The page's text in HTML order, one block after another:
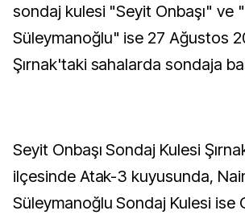
sondaj kulesi "Seyit Onbaşı" ve
Süleymanoğlu" ise 27 Ağustos
Şırnak'taki sahalarda sondaja
Seyit Onbaşı Sondaj Kulesi
ilçesinde Atak-3 kuyusunda,
Süleymanoğlu Sondaj Kulesi ise